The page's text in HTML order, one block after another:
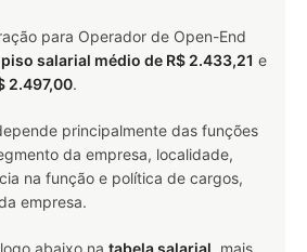
para Operador de Open-End
piso salarial médio de R$ 2.433,21 e
2.497,00.
principalmente das funções
da empresa, localidade,
na função e política de cargos,
empresa.
abaixo na tabela salarial, mais